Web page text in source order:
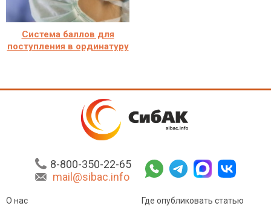
Система баллов для
поступления в ординатуру
8-800-350-22-65
mail@sibac.info
О нас
Где опубликовать статью